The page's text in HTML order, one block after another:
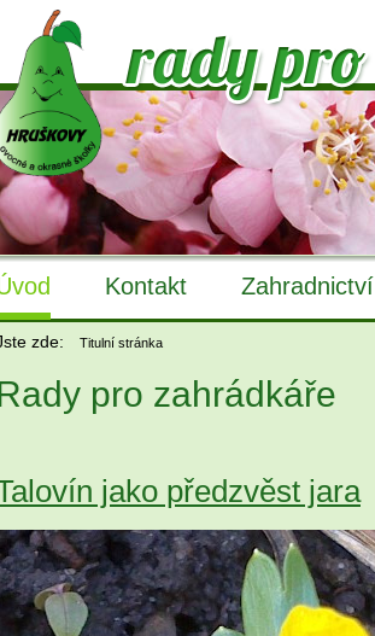
pro zahrádkáře
jako předzvěst jara
zde: Titulní stránka
Kontakt Zahradnictví